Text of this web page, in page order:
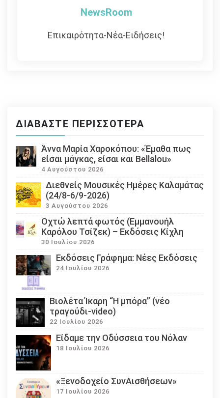
NewsRoom
Επικαιρότητα-Νέα-Ειδήσεις!
ΔΙΑΒΆΣΤΕ ΠΕΡΙΣΣΌΤΕΡΑ
Άννα Μαρία Χαροκόπου: «Έμαθα πως
είσαι μάγκας, είσαι και Bellalou»
4 Αυγούστου 2026
Διεθνείς Μουσικές Ημέρες Καλαμάτας
(24/8-6/9-2026)
3 Αυγούστου 2026
Οχτώ λεπτά φωτός (Εμμανουήλ
Καρόλου Τσίζεκ) – Εκδόσεις Κίχλη
30 Ιουλίου 2026
Εκδόσεις Γράφημα: Νέες Εκδόσεις
24 Ιουλίου 2026
Βιολέτα Ίκαρη “Η μπόρα” (νέο
τραγούδι-video)
22 Ιουλίου 2026
Eίδαμε την Οδύσσεια του Νόλαν
18 Ιουλίου 2026
«Ξενοδοχείο ΣυνΑισθήσεων»
17 Ιουλίου 2026